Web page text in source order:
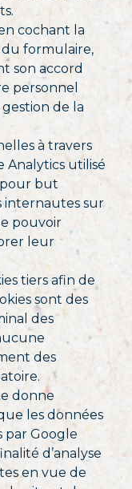
cochant la
formulaire,
son accord
personnel
de la
à travers
Analytics utilisé
pour but
internautes sur
pouvoir
leur
tiers afin de
sont des
des
des
donne
les données
par Google
d’analyse
en vue de